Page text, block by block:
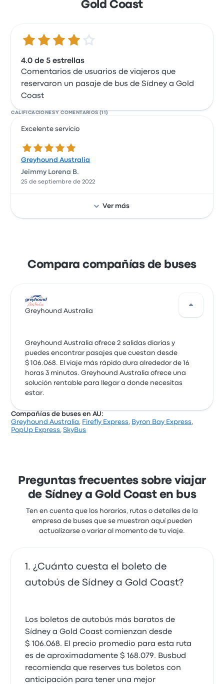
Gold Coast
4.0 de 5 estrellas
4.0 de 5 estrellas
Comentarios de usuarios de viajeros que
reservaron un pasaje de bus de Sídney a Gold
Coast
CALIFICACIONES Y COMENTARIOS (11)
Excelente servicio
5.0 de 5 estrellas
Greyhound Australia
Jeimmy Lorena B.
25 de septiembre de 2022
Ver más
Compara compañías de buses
Greyhound Australia
Greyhound Australia ofrece 2 salidas diarias y
puedes encontrar pasajes que cuestan desde
$ 106.068. El viaje más rápido dura alrededor de 16
horas 3 minutos. Greyhound Australia ofrece una
solución rentable para llegar a donde necesitas
estar.
Compañías de buses en AU:
Greyhound Australia, Firefly Express, Byron Bay Express,
PopUp Express,SkyBus
Preguntas frecuentes sobre viajar
de Sídney a Gold Coast en bus
Ten en cuenta que los horarios, rutas o detalles de la
empresa de buses que se muestran aquí pueden
actualizarse o variar al momento de tu viaje.
¿Cuánto cuesta el boleto de
autobús de Sídney a Gold Coast?
Los boletos de autobús más baratos de
Sídney a Gold Coast comienzan desde
$ 106.068. El precio promedio para esta ruta
es de aproximadamente $ 168.079. Busbud
recomienda que reserves tus boletos con
anticipación para tener una mejor